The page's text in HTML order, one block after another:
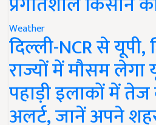
Weather
दिल्ली-NCR से
राज्यों में मौसम लेगा
पहाड़ी इलाकों में तेज
अलर्ट, जानें अपने